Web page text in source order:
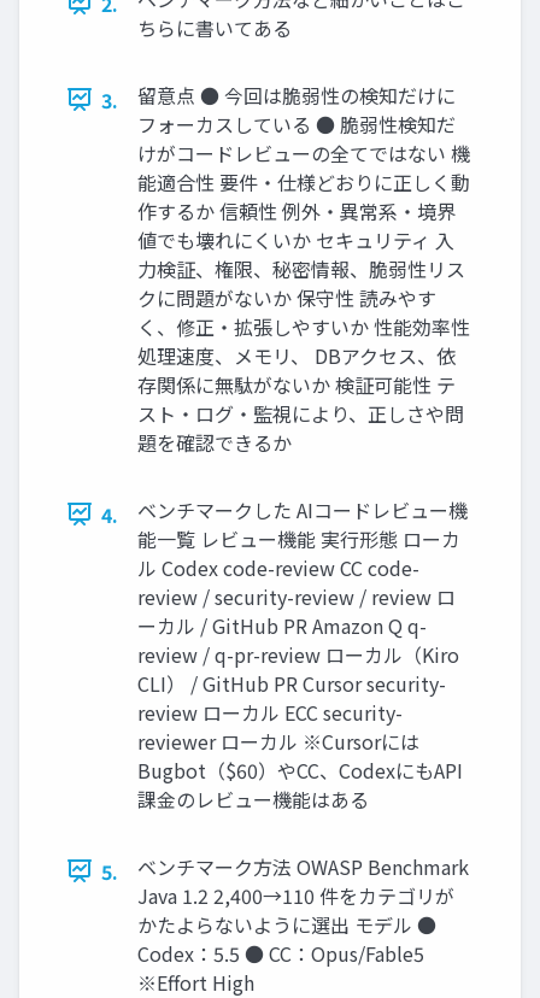
ちらに書いてある
3.
留意点 ● 今回は脆弱性の検知だけに
フォーカスしている ● 脆弱性検知だ
けがコードレビューの全てではない 機
能適合性 要件・仕様どおりに正しく動
作するか 信頼性 例外・異常系・境界
値でも壊れにくいか セキュリティ 入
力検証、権限、秘密情報、脆弱性リス
クに問題がないか 保守性 読みやす
く、修正・拡張しやすいか 性能効率性
処理速度、メモリ、 DBアクセス、依
存関係に無駄がないか 検証可能性 テ
スト・ログ・監視により、正しさや問
題を確認できるか
4.
ベンチマークした AIコードレビュー機
能一覧 レビュー機能 実行形態 ローカ
ル Codex code-review CC code-
review / security-review / review ロ
ーカル / GitHub PR Amazon Q q-
review / q-pr-review ローカル（Kiro
CLI） / GitHub PR Cursor security-
review ローカル ECC security-
reviewer ローカル ※Cursorには
Bugbot（$60）やCC、CodexにもAPI
課金のレビュー機能はある
5.
ベンチマーク方法 OWASP Benchmark
Java 1.2 2,400→110 件をカテゴリが
かたよらないように選出 モデル ●
Codex：5.5 ● CC：Opus/Fable5
※Effort High